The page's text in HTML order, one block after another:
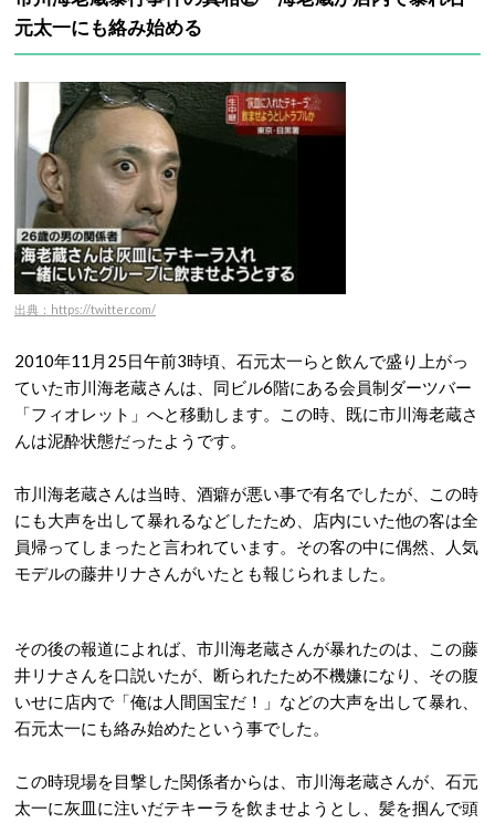
元太一にも絡み始める
出典：https://twitter.com/
2010年11月25日午前3時頃、石元太一らと飲んで盛り上がっ
ていた市川海老蔵さんは、同ビル6階にある会員制ダーツバー
「フィオレット」へと移動します。この時、既に市川海老蔵さ
んは泥酔状態だったようです。
市川海老蔵さんは当時、酒癖が悪い事で有名でしたが、この時
にも大声を出して暴れるなどしたため、店内にいた他の客は全
員帰ってしまったと言われています。その客の中に偶然、人気
モデルの藤井リナさんがいたとも報じられました。
その後の報道によれば、市川海老蔵さんが暴れたのは、この藤
井リナさんを口説いたが、断られたため不機嫌になり、その腹
いせに店内で「俺は人間国宝だ！」などの大声を出して暴れ、
石元太一にも絡み始めたという事でした。
この時現場を目撃した関係者からは、市川海老蔵さんが、石元
太一に灰皿に注いだテキーラを飲ませようとし、髪を掴んで頭